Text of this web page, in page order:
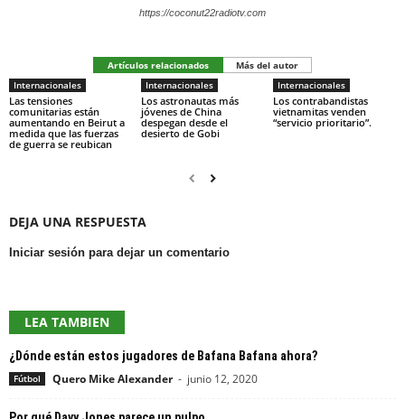
https://coconut22radiotv.com
Artículos relacionados
Más del autor
Internacionales
Las tensiones
comunitarias están
aumentando en Beirut a
medida que las fuerzas
de guerra se reubican
Internacionales
Los astronautas más
jóvenes de China
despegan desde el
desierto de Gobi
Internacionales
Los contrabandistas
vietnamitas venden
“servicio prioritario”.
DEJA UNA RESPUESTA
Iniciar sesión para dejar un comentario
LEA TAMBIEN
¿Dónde están estos jugadores de Bafana Bafana ahora?
Fútbol Quero Mike Alexander - junio 12, 2020